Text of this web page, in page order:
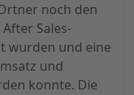
noch den
Sales-
wurden und eine
und
konnte. Die